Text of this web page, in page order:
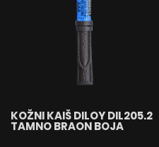
KOŽNI KAIŠ DILOY DIL205.2
TAMNO BRAON BOJA